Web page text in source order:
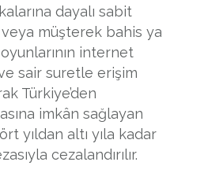
dayalı sabit
müşterek bahis ya
internet
sair suretle erişim
Türkiye’den
imkân sağlayan
yıldan altı yıla kadar
cezalandırılır.